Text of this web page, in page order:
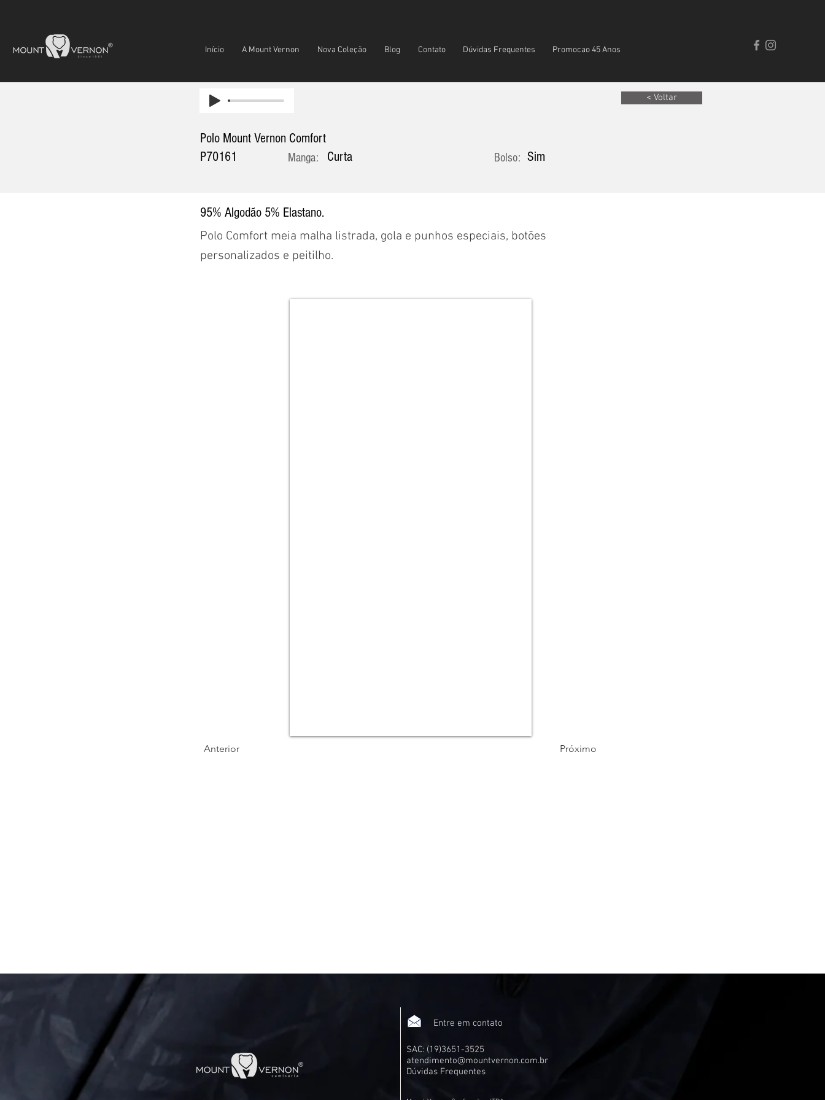
Início A Mount Vernon Nova Coleção Blog Contato Dúvidas Frequentes Promocao 45 Anos
95% Algodão 5% Elastano.
Polo Comfort meia malha listrada, gola e punhos especiais, botões
personalizados e peitilho.
Anterior Próximo
< Voltar
Polo Mount Vernon Comfort
P70161
Manga: Curta Bolso: Sim
Entre em contato
SAC: (19)3651-3525
atendimento@mountvernon.com.br
Dúvidas Frequentes